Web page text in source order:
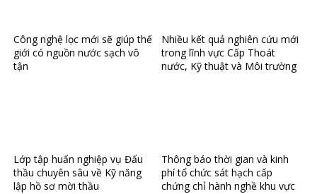
Công nghệ lọc mới sẽ giúp thế
giới có nguồn nước sạch vô
tận
Nhiều kết quả nghiên cứu mới
trong lĩnh vực Cấp Thoát
nước, Kỹ thuật và Môi trường
Lớp tập huấn nghiệp vụ Đấu
thầu chuyên sâu về Kỹ năng
lập hồ sơ mời thầu
Thông báo thời gian và kinh
phí tổ chức sát hạch cấp
chứng chỉ hành nghề khu vực